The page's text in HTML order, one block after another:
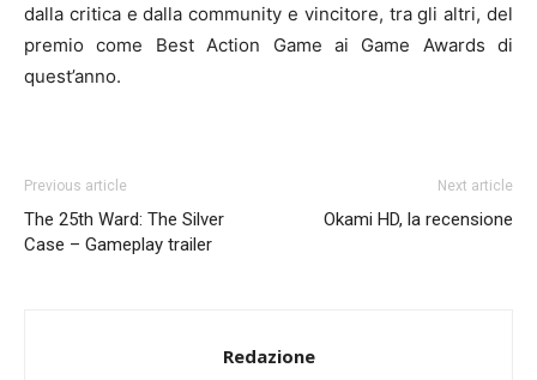
dalla critica e dalla community e vincitore, tra gli altri, del
premio come Best Action Game ai Game Awards di
quest’anno.
Previous article
The 25th Ward: The Silver
Case – Gameplay trailer
Next article
Okami HD, la recensione
Redazione